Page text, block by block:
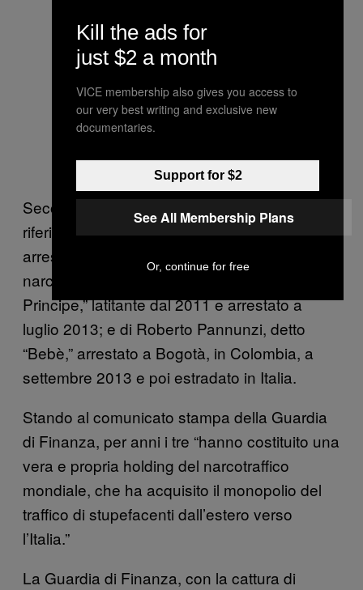
Secondo il Gip, l’allusione sembra far
riferimento a due soci e solidali di Rollero,
arrestati entrambi nel 2013. Si tratta dei
narcotrafficanti Massimiliano Avesani, detto “il
Principe,” latitante dal 2011 e arrestato a
luglio 2013; e di Roberto Pannunzi, detto
“Bebè,” arrestato a Bogotà, in Colombia, a
settembre 2013 e poi estradato in Italia.
Stando al comunicato stampa della Guardia
di Finanza, per anni i tre “hanno costituito una
vera e propria holding del narcotraffico
mondiale, che ha acquisito il monopolio del
traffico di stupefacenti dall’estero verso
l’Italia.”
La Guardia di Finanza, con la cattura di
Kill the ads for
just $2 a month
VICE membership also gives you access to
our very best writing and exclusive new
documentaries.
Support for $2
See All Membership Plans
Or, continue for free